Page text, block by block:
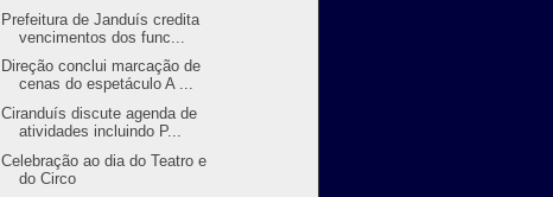
Prefeitura de Janduís credita
vencimentos dos func...
Direção conclui marcação de
cenas do espetáculo A ...
Ciranduís discute agenda de
atividades incluindo P...
Celebração ao dia do Teatro e
do Circo